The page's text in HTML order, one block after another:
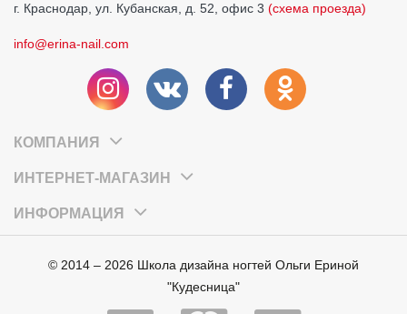
г. Краснодар, ул. Кубанская, д. 52, офис 3 (схема проезда)
info@erina-nail.com
КОМПАНИЯ
ИНТЕРНЕТ-МАГАЗИН
ИНФОРМАЦИЯ
© 2014 – 2026 Школа дизайна ногтей Ольги Ериной
"Кудесница"